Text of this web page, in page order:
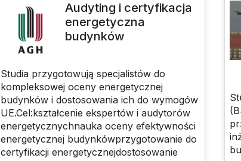
Audyting i certyfikacja
energetyczna
budynków
Studia przygotowują specjalistów do
kompleksowej oceny energetycznej
budynków i dostosowania ich do wymogów
UE.Cel:kształcenie ekspertów i audytorów
energetycznychnauka oceny efektywności
energetycznej budynkówprzygotowanie do
certyfikacji energetycznejdostosowanie